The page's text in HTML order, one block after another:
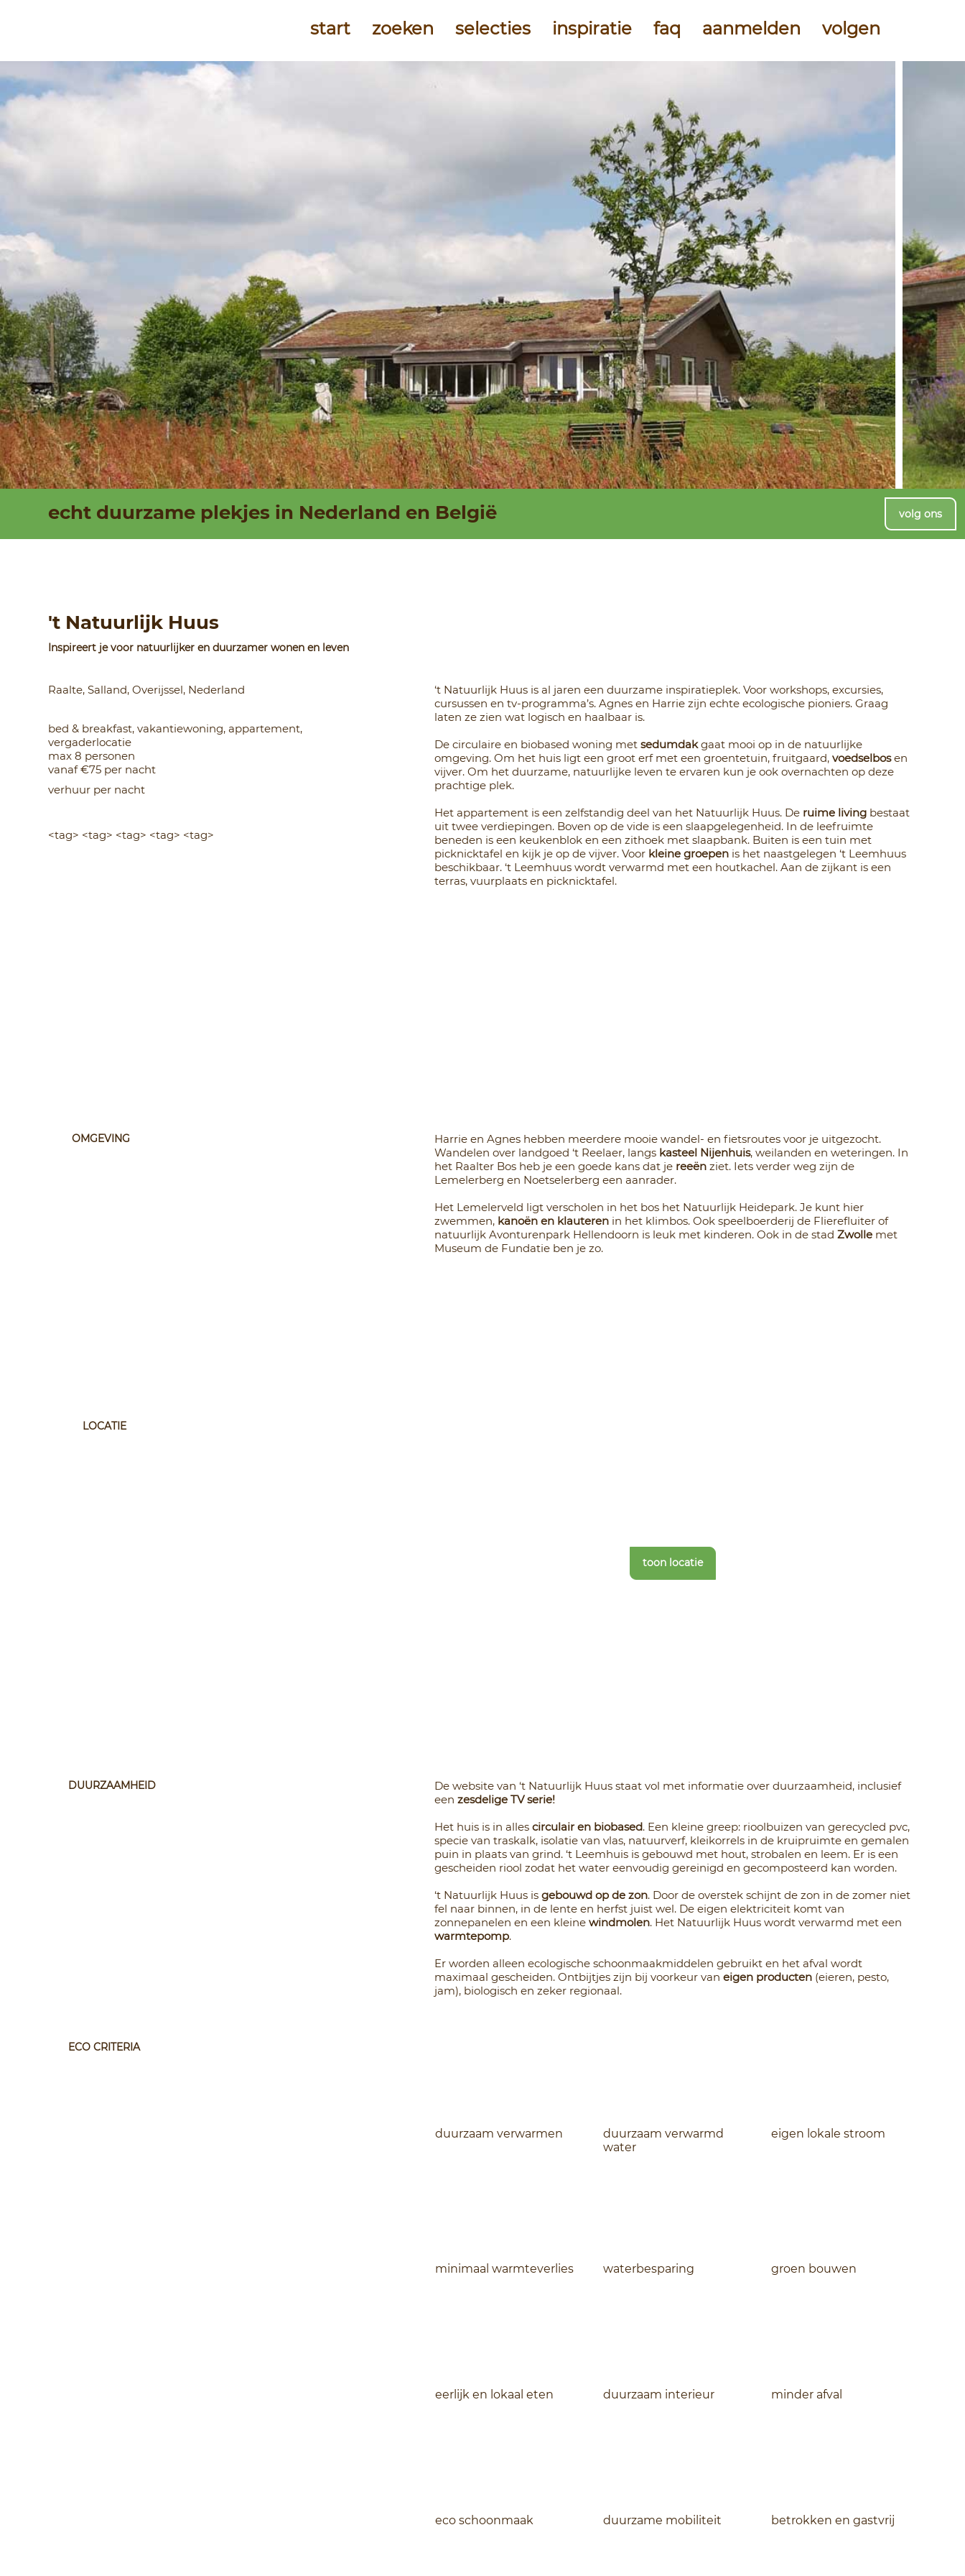
start zoeken selecties inspiratie faq aanmelden volgen
duurzaam en
energieneutraal
overnachten
in eigen land
Inspireert je voor natuurlijker en duurzamer wonen en leven
‘t Natuurlijk Huus is al jaren een duurzame inspiratieplek. Voor workshops, excursies,
cursussen en tv-programma’s. Agnes en Harrie zijn echte ecologische pioniers. Graag
laten ze zien wat logisch en haalbaar is.
De circulaire en biobased woning met sedumdakgaat mooi op in de natuurlijke
omgeving. Om het huis ligt een groot erf met een groentetuin, fruitgaard, voedselbosen
vijver. Om het duurzame, natuurlijke leven te ervaren kun je ook overnachten op deze
prachtige plek.
Het appartement is een zelfstandig deel van het Natuurlijk Huus. De ruime living bestaat
uit twee verdiepingen. Boven op de vide is een slaapgelegenheid. In de leefruimte
beneden is een keukenblok en een zithoek met slaapbank. Buiten is een tuin met
picknicktafel en kijk je op de vijver. Voor kleine groepenis het naastgelegen ‘t Leemhuus
beschikbaar. ‘t Leemhuus wordt verwarmd met een houtkachel. Aan de zijkant is een
terras, vuurplaats en picknicktafel.
Raalte, Salland, Overijssel, Nederland
max 8 personen
vanaf €75 per nacht
verhuur per nacht
<tag> <tag> <tag> <tag> <tag>
bed & breakfast, vakantiewoning, appartement,
vergaderlocatie
't Natuurlijk Huus
Harrie en Agnes hebben meerdere mooie wandel- en fietsroutes voor je uitgezocht.
Wandelen over landgoed ‘t Reelaer, langskasteel Nijenhuis, weilanden en weteringen. In
het Raalter Bos heb je een goede kans dat je reeën ziet. Iets verder weg zijn de
Lemelerberg en Noetselerberg een aanrader.
Het Lemelerveld ligt verscholen in het bos het Natuurlijk Heidepark. Je kunt hier
zwemmen, kanoën en klauteren in het klimbos. Ook speelboerderij de Flierefluiter of
natuurlijk Avonturenpark Hellendoorn is leuk met kinderen. Ook in de stad Zwolle met
Museum de Fundatie ben je zo.
OMGEVING
LOCATIE
toon locatie
duurzaam verwarmen
duurzaam verwarmd
water
eigen lokale stroom
minimaal warmteverlies waterbesparing groen bouwen
eerlijk en lokaal eten duurzaam interieur minder afval
eco schoonmaak duurzame mobiliteit betrokken en gastvrij
De website van ‘t Natuurlijk Huus staat vol met informatie over duurzaamheid, inclusief
een zesdelige TV serie!
Het huis is in alles circulair en biobased. Een kleine greep: rioolbuizen van gerecycled pvc,
specie van traskalk, isolatie van vlas, natuurverf, kleikorrels in de kruipruimte en gemalen
puin in plaats van grind. ‘t Leemhuis is gebouwd met hout, strobalen en leem. Er is een
gescheiden riool zodat het water eenvoudig gereinigd en gecomposteerd kan worden.
‘t Natuurlijk Huus is gebouwd op de zon. Door de overstek schijnt de zon in de zomer niet
fel naar binnen, in de lente en herfst juist wel. De eigen elektriciteit komt van
zonnepanelen en een kleine windmolen. Het Natuurlijk Huus wordt verwarmd met een
warmtepomp.
Er worden alleen ecologische schoonmaakmiddelen gebruikt en het afval wordt
maximaal gescheiden. Ontbijtjes zijn bij voorkeur van eigen producten (eieren, pesto,
jam), biologisch en zeker regionaal.
DUURZAAMHEID
ECO CRITERIA
echt duurzame plekjes in Nederland en België volg ons